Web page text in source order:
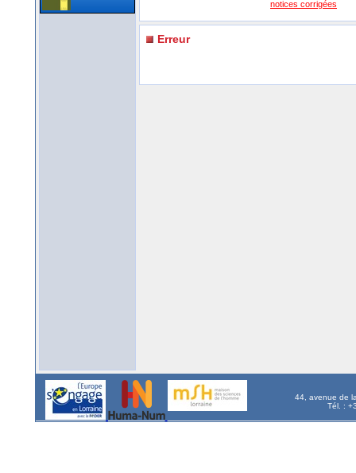
notices corrigées
Erreur
44, avenue de
Tél. :